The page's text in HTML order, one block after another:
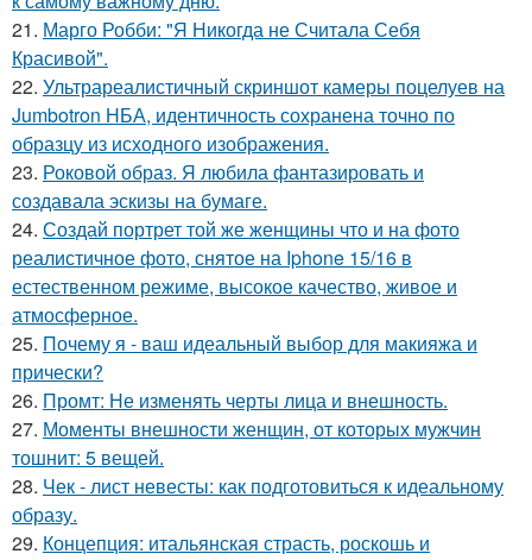
21. Марго Робби: "Я Никогда не Считала Себя
Красивой".
22. Ультрареалистичный скриншот камеры поцелуев на
Jumbotron НБА, идентичность сохранена точно по
образцу из исходного изображения.
23. Роковой образ. Я любила фантазировать и
создавала эскизы на бумаге.
24. Создай портрет той же женщины что и на фото
реалистичное фото, снятое на Iphone 15/16 в
естественном режиме, высокое качество, живое и
атмосферное.
25. Почему я - ваш идеальный выбор для макияжа и
прически?
26. Промт: Не изменять черты лица и внешность.
27. Моменты внешности женщин, от которых мужчин
тошнит: 5 вещей.
28. Чек - лист невесты: как подготовиться к идеальному
образу.
29. Концепция: итальянская страсть, роскошь и